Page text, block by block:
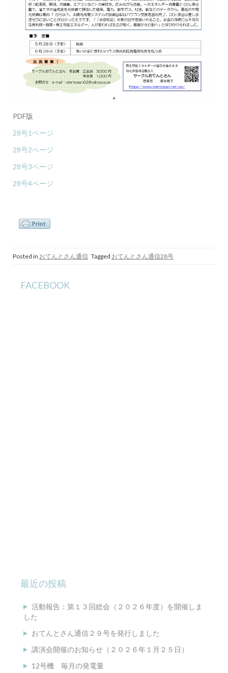
PDF版
28号1ページ
28号2ページ
28号3ページ
28号4ページ
Posted in おてんとさん通信 Tagged おてんとさん通信28号
FACEBOOK
最近の投稿
活動報告：第１３回総会（２０２６年度）を開催しま
した
おてんとさん通信２９号を発行しました
講演会開催のお知らせ（２０２６年１月２５日）
12号機 毎月の発電量